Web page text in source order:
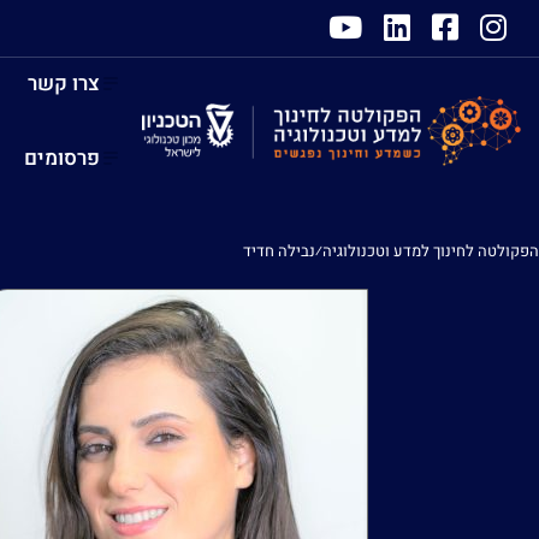
צרו קשר
פרסומים
הפקולטה לחינוך למדע וטכנולוגיה⁄נבילה חדיד